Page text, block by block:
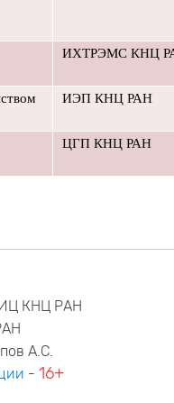
ИХТРЭМС КНЦ
ИЭП КНЦ РАН
ЦГП КНЦ РАН
КНЦ РАН
А.С.
-16+